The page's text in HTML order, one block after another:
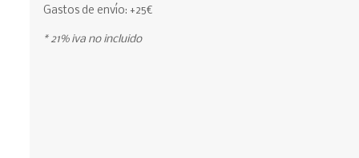
Gastos de envío: +25€
* 21% iva no incluido